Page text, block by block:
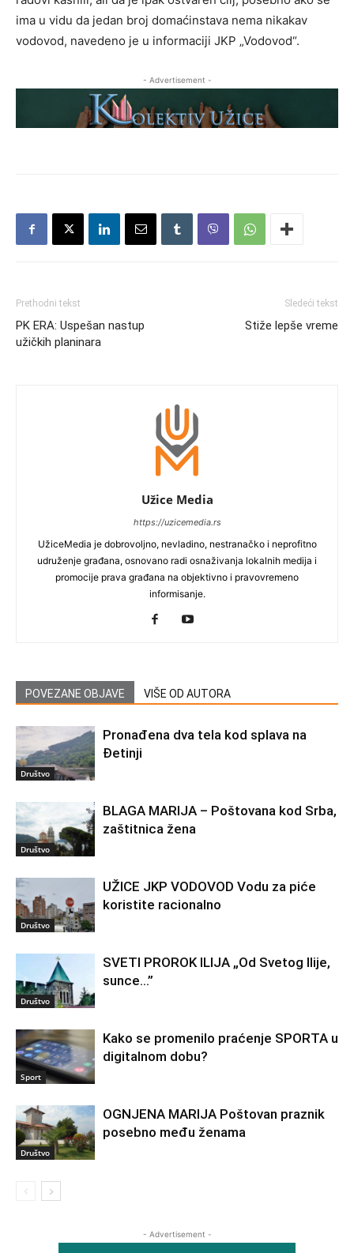
ima u vidu da jedan broj domaćinstava nema nikakav
vodovod, navedeno je u informaciji JKP „Vodovod“.
- Advertisement -
Prethodni tekst
PK ERA: Uspešan nastup
užičkih planinara
Sledeći tekst
Stiže lepše vreme
Užice Media
https://uzicemedia.rs
UžiceMedia je dobrovoljno, nevladino, nestranačko i neprofitno
udruženje građana, osnovano radi osnaživanja lokalnih medija i
promocije prava građana na objektivno i pravovremeno
informisanje.
POVEZANE OBJAVE VIŠE OD AUTORA
Društvo
Pronađena dva tela kod splava na
Đetinji
Društvo
BLAGA MARIJA – Poštovana kod Srba,
zaštitnica žena
Društvo
UŽICE JKP VODOVOD Vodu za piće
koristite racionalno
Društvo
SVETI PROROK ILIJA „Od Svetog Ilije,
sunce…”
Sport
Kako se promenilo praćenje SPORTA u
digitalnom dobu?
Društvo
OGNJENA MARIJA Poštovan praznik
posebno među ženama
- Advertisement -